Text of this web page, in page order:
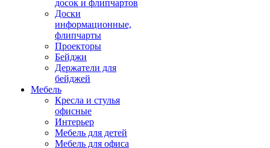
досок и флипчартов
Доски
информационные,
флипчарты
Проекторы
Бейджи
Держатели для
бейджей
Мебель
Кресла и стулья
офисные
Интерьер
Мебель для детей
Мебель для офиса